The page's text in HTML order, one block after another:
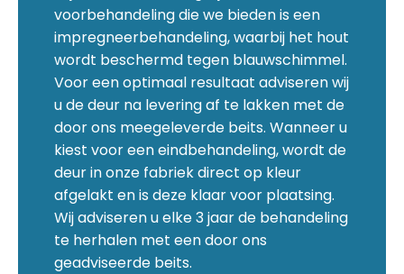
voorbehandeling die we bieden is een
impregneerbehandeling, waarbij het hout
wordt beschermd tegen blauwschimmel.
Voor een optimaal resultaat adviseren wij
u de deur na levering af te lakken met de
door ons meegeleverde beits. Wanneer u
kiest voor een eindbehandeling, wordt de
deur in onze fabriek direct op kleur
afgelakt en is deze klaar voor plaatsing.
Wij adviseren u elke 3 jaar de behandeling
te herhalen met een door ons
geadviseerde beits.